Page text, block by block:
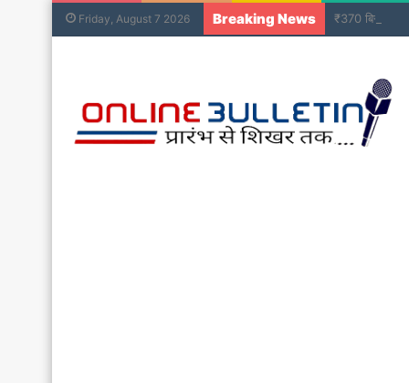
Friday, August 7 2026 Breaking News ₹370 बिरयानी